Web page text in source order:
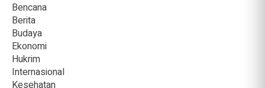
Bencana
Berita
Budaya
Ekonomi
Hukrim
Internasional